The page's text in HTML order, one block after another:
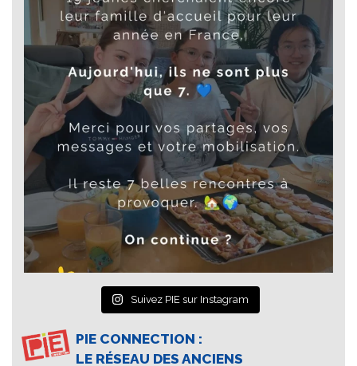
Suivez PIE sur Instagram
PIE CONNECTION :
LE RÉSEAU DES ANCIENS